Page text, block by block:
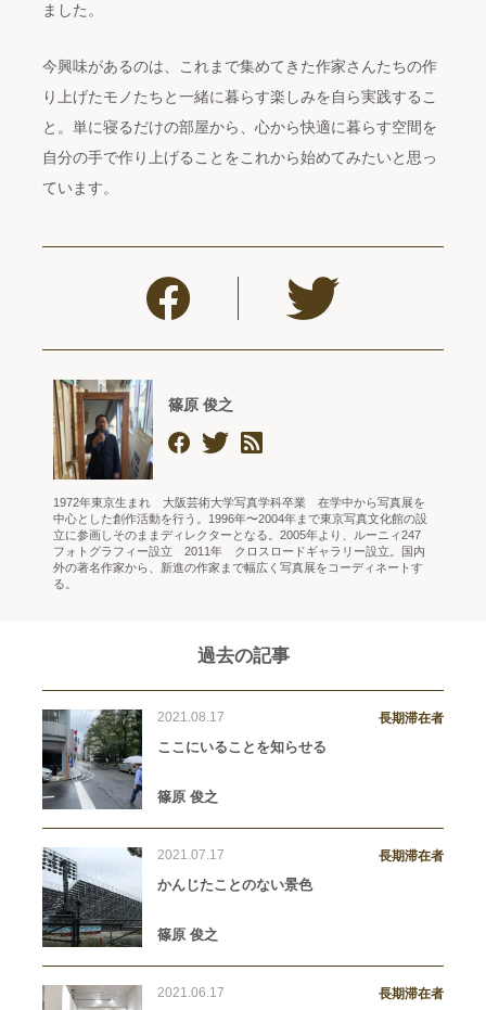
ました。
今興味があるのは、これまで集めてきた作家さんたちの作
り上げたモノたちと一緒に暮らす楽しみを自ら実践するこ
と。単に寝るだけの部屋から、心から快適に暮らす空間を
自分の手で作り上げることをこれから始めてみたいと思っ
ています。
篠原 俊之
1972年東京生まれ 大阪芸術大学写真学科卒業 在学中から写真展を
中心とした創作活動を行う。1996年〜2004年まで東京写真文化館の設
立に参画しそのままディレクターとなる。2005年より、ルーニィ247
フォトグラフィー設立 2011年 クロスロードギャラリー設立。国内
外の著名作家から、新進の作家まで幅広く写真展をコーディネートす
る。
過去の記事
2021.08.17 長期滞在者
ここにいることを知らせる
篠原 俊之
2021.07.17 長期滞在者
かんじたことのない景色
篠原 俊之
2021.06.17 長期滞在者